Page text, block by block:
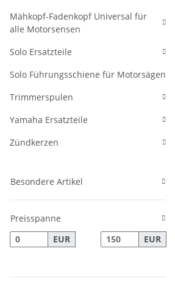
Mähkopf-Fadenkopf Universal für
alle Motorsensen
Solo Ersatzteile
Solo Führungsschiene für Motorsägen
Trimmerspulen
Yamaha Ersatzteile
Zündkerzen
Besondere Artikel
Preisspanne
EUR
EUR